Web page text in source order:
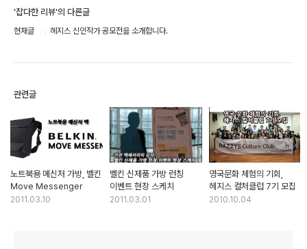
'잡다한 리뷰'의 다른글
현재글 헤지스 신인작가 공모전을 소개합니다.
관련글
노트북용 메신저 가방, 벨킨
Move Messenger
2011.03.10
벨킨 신제품 가방 런칭
이벤트 현장 스케치
2011.03.01
영국문화 체험의 기회,
헤지스 컬처클럽 7기 모집
2010.10.04